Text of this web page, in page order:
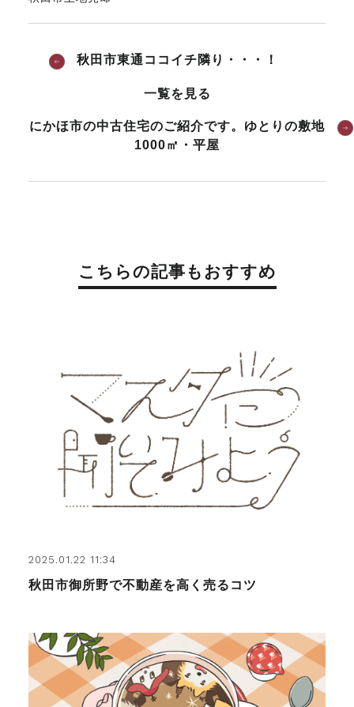
秋田市東通ココイチ隣り・・・！
一覧を見る
にかほ市の中古住宅のご紹介です。ゆとりの敷地
1000㎡・平屋
こちらの記事もおすすめ
2025.01.22 11:34
秋田市御所野で不動産を高く売るコツ